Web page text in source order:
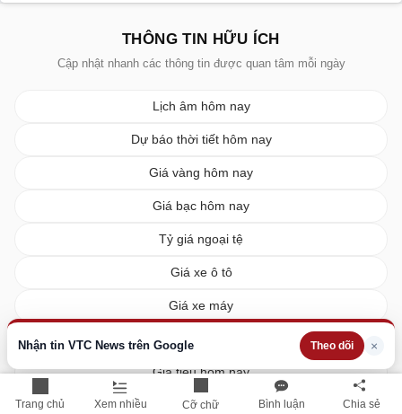
Trang chủ Xem nhiều Cỡ chữ Bình luận Chia sẻ
Nhận tin VTC News trên Google Theo dõi ×
THÔNG TIN HỮU ÍCH
Cập nhật nhanh các thông tin được quan tâm mỗi ngày
Lịch âm hôm nay
Dự báo thời tiết hôm nay
Giá vàng hôm nay
Giá bạc hôm nay
Tỷ giá ngoại tệ
Giá xe ô tô
Giá xe máy
Giá xăng dầu hôm nay
Giá tiêu hôm nay
Giá cà phê hôm nay